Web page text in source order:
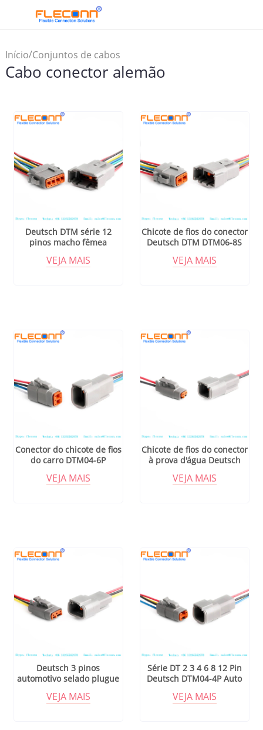
Início/Conjuntos de cabos
conectores TE/AMP/Cabo
Cabo conector alemão
Deutsch DTM série 12
pinos macho fêmea
prova d'água conector de
VEJA MAIS
Chicote de fios do conector
Deutsch DTM DTM06-8S
prova d'água
VEJA MAIS
Conector do chicote de fios
do carro DTM04-6P
d'água
VEJA MAIS
Chicote de fios do conector
à prova d'água Deutsch
VEJA MAIS
Deutsch 3 pinos
automotivo selado plugue
d'água chicote de fios série
VEJA MAIS
Série DT 2 3 4 6 8 12 Pin
Deutsch DTM04-4P Auto
elétrico
VEJA MAIS